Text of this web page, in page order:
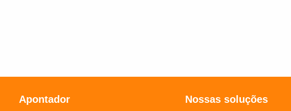
Apontador Nossas soluções